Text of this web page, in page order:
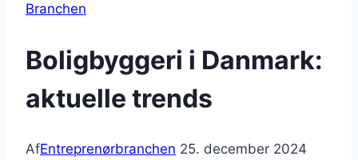
Branchen
Boligbyggeri i Danmark:
aktuelle trends
AfEntreprenørbranchen 25. december 2024